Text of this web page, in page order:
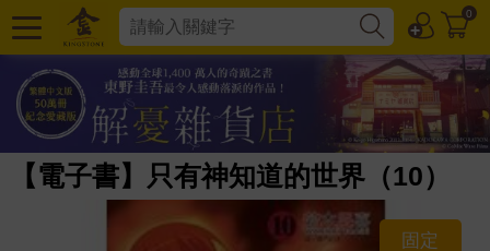
0
【電子書】只有神知道的世界（10）
固定